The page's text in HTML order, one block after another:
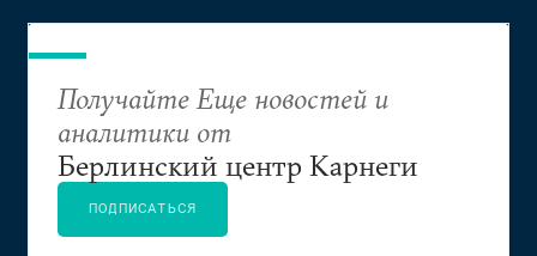
Получайте Еще новостей и
аналитики от
Берлинский центр Карнеги
ПОДПИСАТЬСЯ